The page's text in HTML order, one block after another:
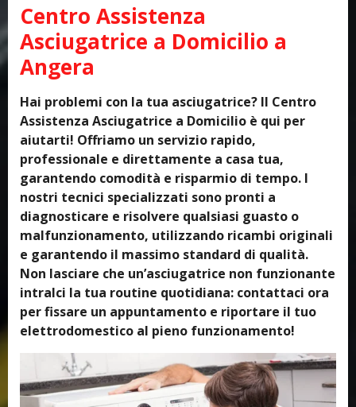
Centro Assistenza
Asciugatrice a Domicilio a
Angera
Hai problemi con la tua asciugatrice? Il Centro
Assistenza Asciugatrice a Domicilio è qui per
aiutarti! Offriamo un servizio rapido,
professionale e direttamente a casa tua,
garantendo comodità e risparmio di tempo. I
nostri tecnici specializzati sono pronti a
diagnosticare e risolvere qualsiasi guasto o
malfunzionamento, utilizzando ricambi originali
e garantendo il massimo standard di qualità.
Non lasciare che un’asciugatrice non funzionante
intralci la tua routine quotidiana: contattaci ora
per fissare un appuntamento e riportare il tuo
elettrodomestico al pieno funzionamento!